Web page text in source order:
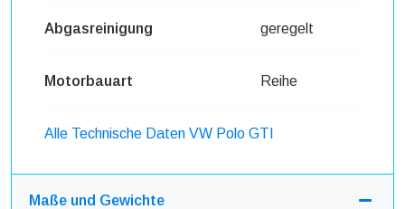
Abgasreinigung geregelt
Motorbauart Reihe
Alle Technische Daten VW Polo GTI
Maße und Gewichte